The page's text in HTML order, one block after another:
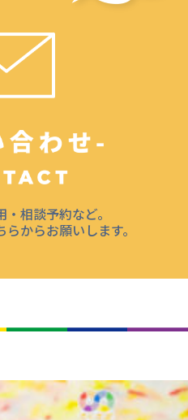
相談予約など。
からお願いします。